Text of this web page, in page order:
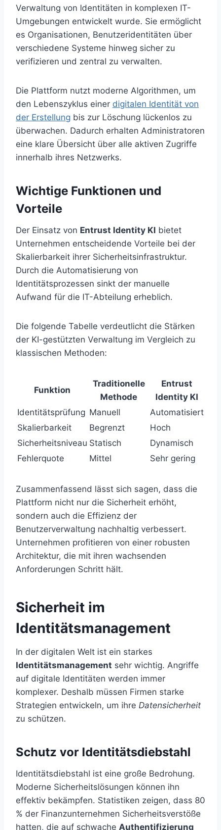
Verwaltung von Identitäten in komplexen IT-
Umgebungen entwickelt wurde. Sie ermöglicht
es Organisationen, Benutzeridentitäten über
verschiedene Systeme hinweg sicher zu
verifizieren und zentral zu verwalten.
Die Plattform nutzt moderne Algorithmen, um
den Lebenszyklus einer digitalen Identität von
der Erstellung bis zur Löschung lückenlos zu
überwachen. Dadurch erhalten Administratoren
eine klare Übersicht über alle aktiven Zugriffe
innerhalb ihres Netzwerks.
Wichtige Funktionen und
Vorteile
Der Einsatz von Entrust Identity KI bietet
Unternehmen entscheidende Vorteile bei der
Skalierbarkeit ihrer Sicherheitsinfrastruktur.
Durch die Automatisierung von
Identitätsprozessen sinkt der manuelle
Aufwand für die IT-Abteilung erheblich.
Die folgende Tabelle verdeutlicht die Stärken
der KI-gestützten Verwaltung im Vergleich zu
klassischen Methoden:
Funktion
Traditionelle
Methode
Entrust
Identity KI
Identitätsprüfung Manuell
Automatisiert
Skalierbarkeit
Begrenzt
Hoch
Sicherheitsniveau Statisch
Dynamisch
Fehlerquote
Mittel Sehr gering
Zusammenfassend lässt sich sagen, dass die
Plattform nicht nur die Sicherheit erhöht,
sondern auch die Effizienz der
Benutzerverwaltung nachhaltig verbessert.
Unternehmen profitieren von einer robusten
Architektur, die mit ihren wachsenden
Anforderungen Schritt hält.
Sicherheit im
Identitätsmanagement
In der digitalen Welt ist ein starkes
Identitätsmanagement sehr wichtig. Angriffe
auf digitale Identitäten werden immer
komplexer. Deshalb müssen Firmen starke
Strategien entwickeln, um ihre Datensicherheit
zu schützen.
Schutz vor Identitätsdiebstahl
Identitätsdiebstahl ist eine große Bedrohung.
Moderne Sicherheitslösungen können ihn
effektiv bekämpfen. Statistiken zeigen, dass 80
% der Finanzunternehmen Sicherheitsverstöße
hatten, die auf schwache Authentifizierung